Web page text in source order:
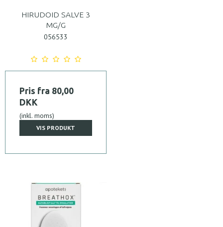
HIRUDOID SALVE 3
MG/G
056533
Pris fra 80,00
DKK
(inkl. moms)
VIS PRODUKT